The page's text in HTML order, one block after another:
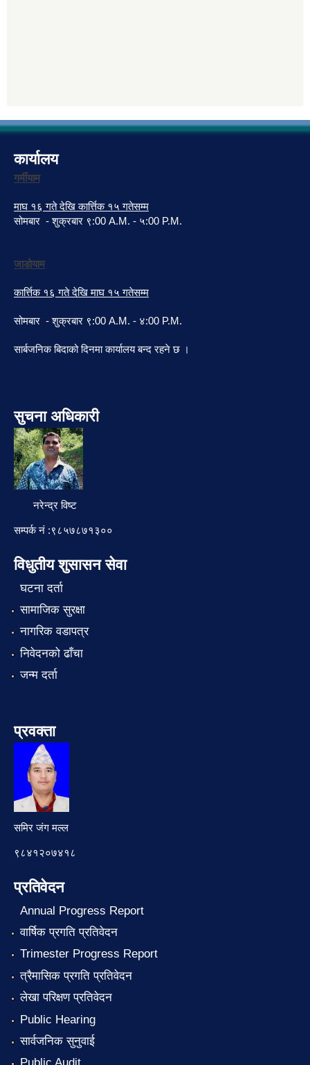
कार्यालय
गर्मीयाम
माघ १६ गते देखि कार्त्तिक १५ गतेसम्म
सोमबार - शुक्रबार ९:00 A.M. - ५:00 P.M.
जाडोयाम
कार्त्तिक १६ गते देखि माघ १५ गतेसम्म
सोमबार - शुक्रबार ९:00 A.M. - ४:00 P.M.
सार्बजनिक बिदाको दिनमा कार्यालय बन्द रहने छ ।
सुचना अधिकारी
नरेन्द्र विष्ट
सम्पर्क नं :९८५७८७१३००
विधुतीय शुसासन सेवा
घटना दर्ता
सामाजिक सुरक्षा
नागरिक वडापत्र
निवेदनको ढाँचा
जन्म दर्ता
प्रवक्ता
समिर जंग मल्ल
९८४१२०७४१८
प्रतिवेदन
Annual Progress Report
वार्षिक प्रगति प्रतिवेदन
Trimester Progress Report
त्रैमासिक प्रगति प्रतिवेदन
लेखा परिक्षण प्रतिवेदन
Public Hearing
सार्वजनिक सुनुवाई